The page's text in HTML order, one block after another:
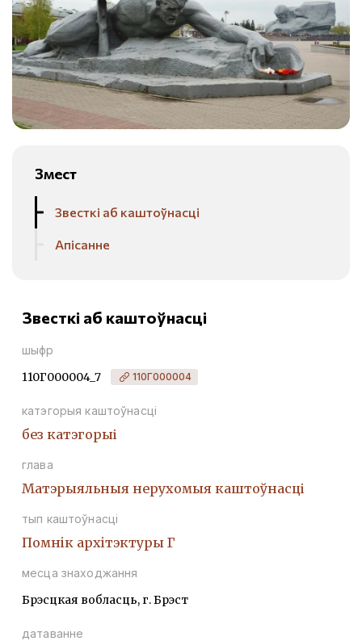
Змест
Звесткі аб каштоўнасці
Апісанне
Звесткі аб каштоўнасці
шыфр
110Г000004_7 110Г000004
катэгорыя каштоўнасці
без катэгорыі
глава
Матэрыяльныя нерухомыя каштоўнасці
тып каштоўнасці
Помнiк архiтэктуры Г
месца знаходжання
Брэсцкая вобласць, г. Брэст
датаванне